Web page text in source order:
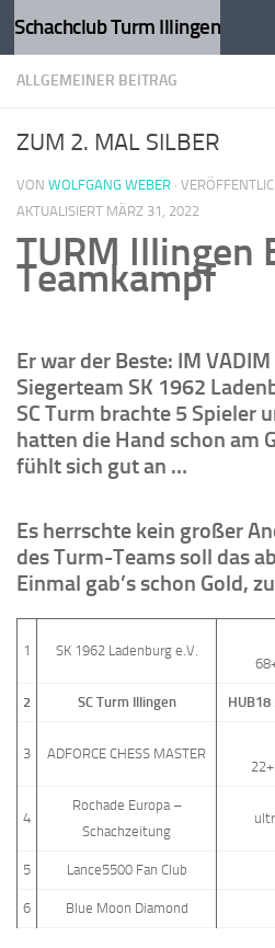
Zum Inhalt springen
Schachclub Turm Illingen
ALLGEMEINER BEITRAG
ZUM 2. MAL SILBER
VON WOLFGANG WEBER ·
AKTUALISIERT MÄRZ 31, 2022
TURM Illingen
Teamkampf
Er war der Beste: IM
Siegerteam SK 1962
SC Turm brachte 5 Spieler
hatten die Hand schon am
fühlt sich gut an …
Es herrschte kein großer
des Turm-Teams soll das
Einmal gab’s schon Gold,
1 SK 1962 Ladenburg e.V.
2 SC Turm Illingen
3 ADFORCE CHESS MASTER
4
Rochade Europa –
Schachzeitung
5 Lance5500 Fan Club
6 Blue Moon Diamond